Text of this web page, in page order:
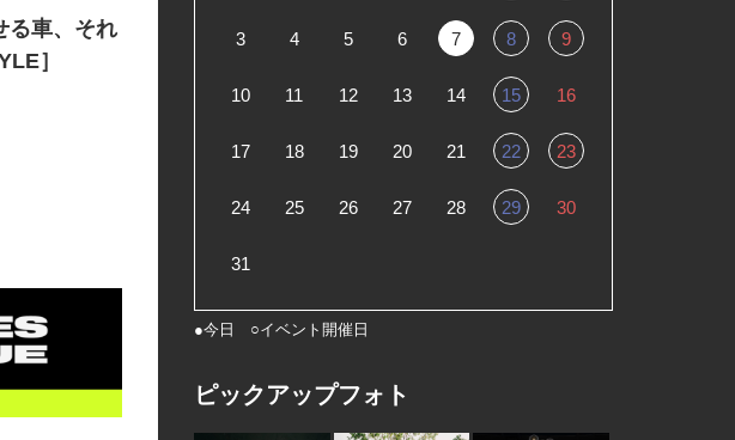
る車、それ
］
3 4 5 6 7 8 9
10 11 12 13 14 15 16
17 18 19 20 21 22 23
24 25 26 27 28 29 30
31
●今日 ○イベント開催日
ピックアップフォト